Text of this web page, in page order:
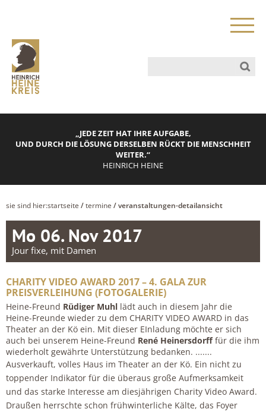
„JEDE ZEIT HAT IHRE AUFGABE,
UND DURCH DIE LÖSUNG DERSELBEN RÜCKT DIE MENSCHHEIT
WEITER.“
HEINRICH HEINE
sie sind hier:startseite /termine / veranstaltungen-detailansicht
Mo 06. Nov 2017
Jour fixe, mit Damen
CHARITY VIDEO AWARD 2017 – 4. GALA ZUR
PREISVERLEIHUNG (FOTOGALERIE)
Heine-Freund Rüdiger Muhl lädt auch in diesem Jahr die
Heine-Freunde wieder zu dem CHARITY VIDEO AWARD in das
Theater an der Kö ein. Mit dieser EInladung möchte er sich
auch bei unserem Heine-Freund René Heinersdorfffür die ihm
wiederholt gewährte Unterstützung bedanken. .......
Ausverkauft, volles Haus im Theater an der Kö. Ein nicht zu
toppender Indikator für die überaus große Aufmerksamkeit
und das starke Interesse am diesjährigen Charity Video Award.
Draußen herrschte schon frühwinterliche Kälte, das Foyer